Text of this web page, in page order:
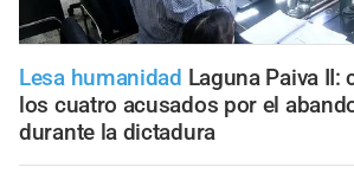
Lesa humanidad Laguna Paiva II:
los cuatro acusados por el
durante la dictadura